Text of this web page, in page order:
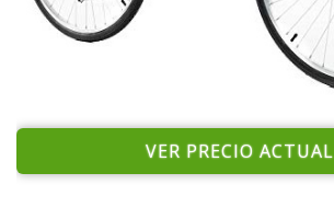
VER PRECIO ACTUAL